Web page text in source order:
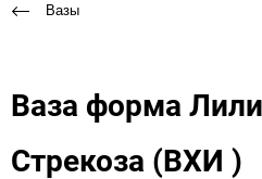
Вазы
Ваза форма
Стрекоза (ВХИ )